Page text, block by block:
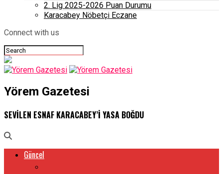
2. Lig 2025-2026 Puan Durumu
Karacabey Nöbetçi Eczane
Connect with us
Yörem Gazetesi
SEVİLEN ESNAF KARACABEY’İ YASA BOĞDU
Güncel